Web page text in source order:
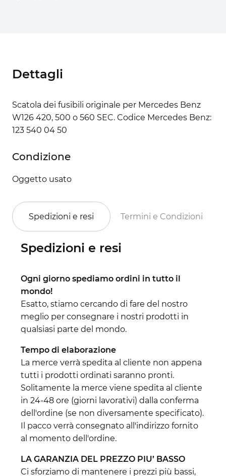
Dettagli
Scatola dei fusibili originale per Mercedes Benz
W126 420, 500 o 560 SEC. Codice Mercedes Benz:
123 540 04 50
Condizione
Oggetto usato
Spedizioni e resi Termini e Condizioni
Spedizioni e resi
Ogni giorno spediamo ordini in tutto il
mondo!
Esatto, stiamo cercando di fare del nostro
meglio per consegnare i nostri prodotti in
qualsiasi parte del mondo.
Tempo di elaborazione
La merce verrà spedita al cliente non appena
tutti i prodotti ordinati saranno pronti.
Solitamente la merce viene spedita al cliente
in 24-48 ore (giorni lavorativi) dalla conferma
dell'ordine (se non diversamente specificato).
Il pacco verrà consegnato all'indirizzo fornito
al momento dell'ordine.
LA GARANZIA DEL PREZZO PIU’ BASSO
Ci sforziamo di mantenere i prezzi più bassi,